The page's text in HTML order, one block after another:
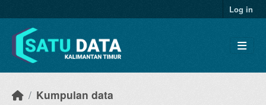
Log in
Kumpulan data